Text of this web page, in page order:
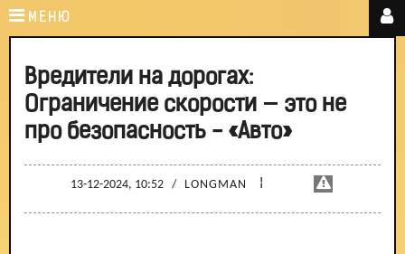
МЕНЮ
Вредители на дорогах:
Ограничение скорости — это не
про безопасность - «Авто»
13-12-2024, 10:52 / LONGMAN ¦